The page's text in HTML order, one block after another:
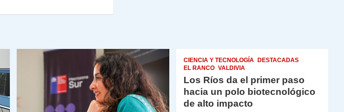
CIENCIA Y TECNOLOGÍA
DESTACADAS
EL RANCO VALDIVIA
Los Ríos da el primer paso
hacia un polo biotecnológico
de alto impacto